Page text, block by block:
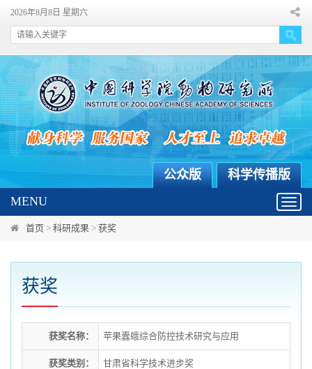
2026年8月8日 星期六
科学传播版
公众版
MENU
首页 > 科研成果 > 获奖
获奖
获奖名称： 苹果蠹蛾综合防控技术研究与应用
获奖类别： 甘肃省科学技术进步奖